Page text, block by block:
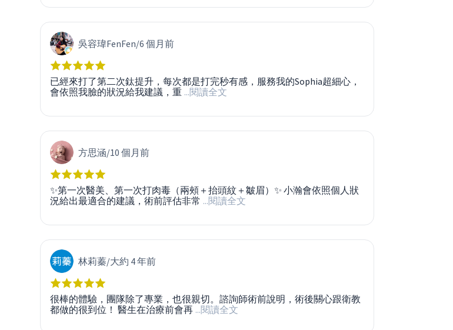
吳容瑋FenFen/6 個月前
已經來打了第二次鈦提升，每次都是打完秒有感，服務我的Sophia超細心，
會依照我臉的狀況給我建議，重 ...閱讀全文
方思涵/10 個月前
✨第一次醫美、第一次打肉毒（兩頰＋抬頭紋＋皺眉）✨ 小瀚會依照個人狀
況給出最適合的建議，術前評估非常 ...閱讀全文
林莉蓁/大約 4 年前
很棒的體驗，團隊除了專業，也很親切。諮詢師術前說明，術後關心跟衛教
都做的很到位！ 醫生在治療前會再 ...閱讀全文